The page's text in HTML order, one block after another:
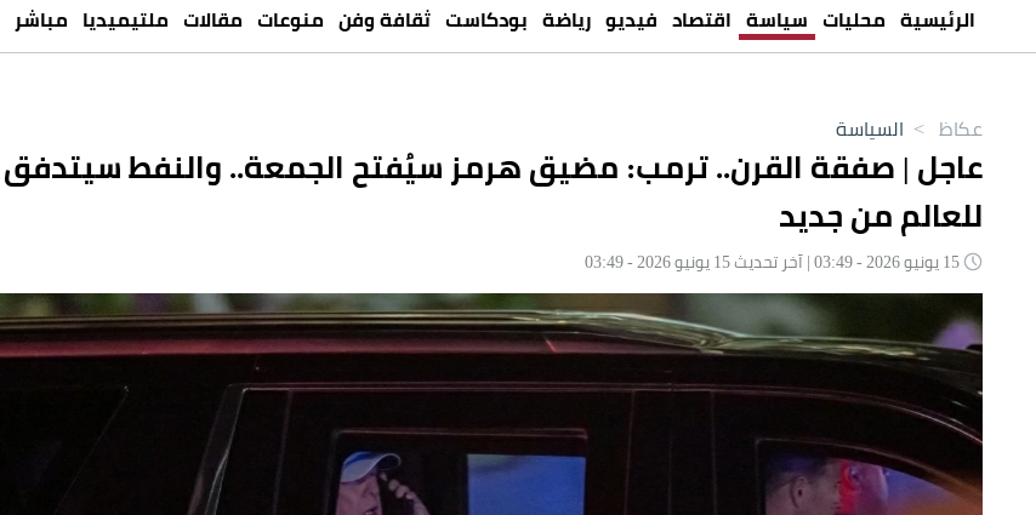
الرئيسية محليات سياسة اقتصاد فيديو رياضة بودكاست ثقافة وفن منوعات مقالات ملتيميديا مباشر
عكاظ > السياسة
عاجل | صفقة القرن.. ترمب: مضيق هرمز سيُفتح الجمعة.. والنفط سيتدفق
للعالم من جديد